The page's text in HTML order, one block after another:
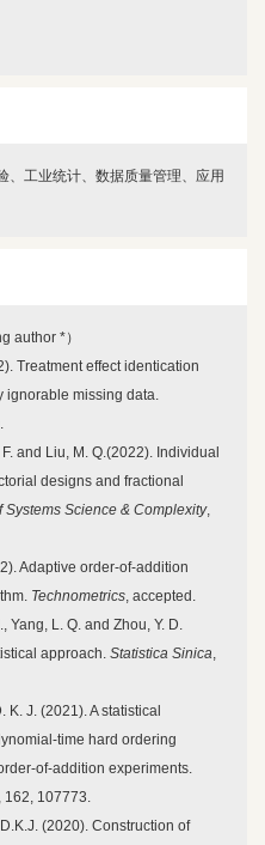
、工业统计、数据质量管理、应用
author *）
Treatment effect identication
ignorable missing data.
and Liu, M. Q.(2022). Individual
designs and fractional
Systems Science & Complexity,
Adaptive order-of-addition
Technometrics, accepted.
Yang, L. Q. and Zhou, Y. D.
approach. Statistica Sinica,
K. J. (2021). A statistical
time hard ordering
of-addition experiments.
, 162, 107773.
(2020). Construction of